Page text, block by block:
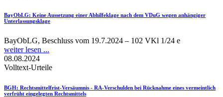
BayObLG: Keine Aussetzung einer Abhilfeklage nach dem VDuG wegen anhängiger
Unterlassungsklage
BayObLG, Beschluss vom 19.7.2024 – 102 VKl 1/24 e
weiter lesen ...
08.08.2024
Volltext-Urteile
BGH: Rechtsmittelfrist-Versäumnis - RA-Verschulden bei Rücknahme eines vermeintlich
verfrüht eingelegten Rechtsmittels